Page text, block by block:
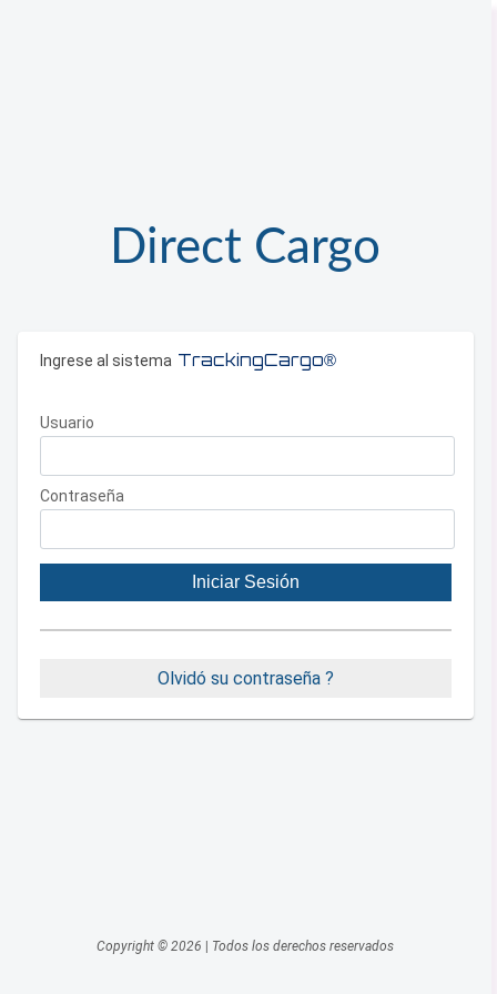
Direct Cargo
Ingrese al sistema TrackingCargo®
Usuario
Contraseña
Iniciar Sesión
Olvidó su contraseña ?
Copyright ©2026 Todos los derechos reservados